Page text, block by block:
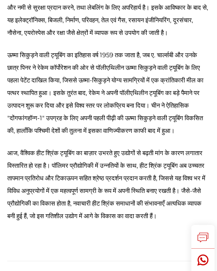
और नमी से सुरक्षा प्रदान करने, तथा लेबलिंग के लिए अपरिहार्य है। इसके आविष्कार के बाद से,
यह इलेक्ट्रॉनिक्स, बिजली, निर्माण, परिवहन, तेल एवं गैस, रसायन इंजीनियरिंग, दूरसंचार,
नौसेना, एयरोस्पेस और रक्षा जैसे क्षेत्रों में व्यापक रूप से उपयोग की जाती है।
ऊष्मा सिकुड़ने वाली ट्यूबिंग का इतिहास वर्ष 1959 तक जाता है, जब ए. चार्ल्सबी और उनके
छात्र पिनर ने रेकेम कॉर्पोरेशन की ओर से पॉलीएथिलीन ऊष्मा सिकुड़ने वाली ट्यूबिंग के लिए
पहला पेटेंट दाखिल किया, जिससे ऊष्मा-सिकुड़ने योग्य सामग्रियों में एक क्रांतिकारी मील का
पत्थर स्थापित हुआ। इसके तुरंत बाद, रेकेम ने अपनी पॉलीएथिलीन ट्यूबिंग का बड़े पैमाने पर
उत्पादन शुरू कर दिया और इसे विश्व स्तर पर लोकप्रिय बना दिया। चीन ने ऐतिहासिक
"दोंगफांगहॉन्ग-1" उपग्रह के लिए अपनी पहली पीढ़ी की ऊष्मा सिकुड़ने वाली ट्यूबिंग विकसित
की, हालाँकि पश्चिमी देशों की तुलना में इसका वाणिज्यीकरण काफी बाद में हुआ।
आज, वैश्विक हीट श्रिंक ट्यूबिंग का बाज़ार उभरते हुए उद्योगों से बढ़ती मांग के कारण लगातार
विस्तारित हो रहा है। पॉलिमर प्रौद्योगिकी में उन्नतियों के साथ, हीट श्रिंक ट्यूबिंग अब उच्चतर
तापमान प्रतिरोध और टिकाऊपन सहित श्रेष्ठ प्रदर्शन प्रदान करती है, जिससे यह विश्व भर में
विविध अनुप्रयोगों में एक महत्वपूर्ण सामग्री के रूप में अपनी स्थिति बनाए रखती है। जैसे-जैसे
प्रौद्योगिकी का विकास होता है, नवाचारी हीट श्रिंक समाधानों की संभावनाएँ अत्यधिक व्यापक
बनी हुई हैं, जो इस गतिशील उद्योग में आगे के विकास का वादा करती हैं।